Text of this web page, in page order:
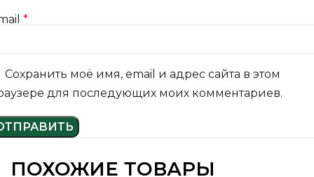
*
Сохранить моё имя, email и адрес сайта в этом
для последующих моих комментариев.
ПОХОЖИЕ ТОВАРЫ